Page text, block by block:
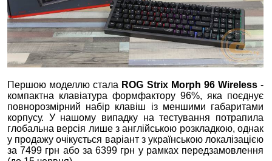
Першою моделлю стала ROG Strix Morph 96 Wireless-
компактна клавіатура формфактору 96%, яка поєднує
повнорозмірний набір клавіш із меншими габаритами
корпусу. У нашому випадку на тестування потрапила
глобальна версія лише з англійською розкладкою, однак
у продажу очікується варіант з українською локалізацією
за 7499 грн або за 6399 грн у рамках передзамовлення